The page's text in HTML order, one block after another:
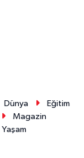
Dünya
Eğitim
Magazin
Yaşam